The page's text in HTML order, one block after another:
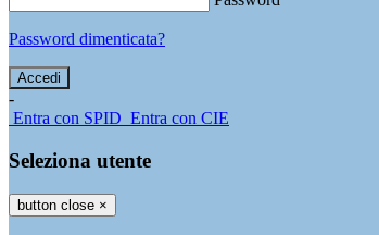
Password dimenticata?
-
Entra con SPID Entra con CIE
Seleziona utente
button close ×